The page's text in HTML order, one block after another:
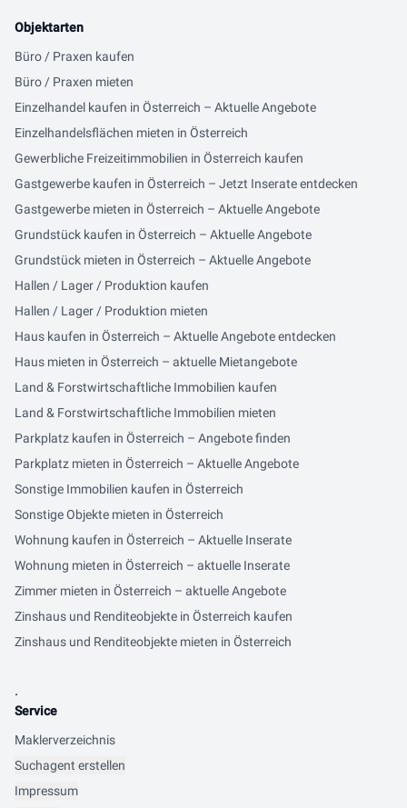
Objektarten
Büro / Praxen kaufen
Büro / Praxen mieten
Einzelhandel kaufen in Österreich – Aktuelle Angebote
Einzelhandelsflächen mieten in Österreich
Gewerbliche Freizeitimmobilien in Österreich kaufen
Gastgewerbe kaufen in Österreich – Jetzt Inserate entdecken
Gastgewerbe mieten in Österreich – Aktuelle Angebote
Grundstück kaufen in Österreich – Aktuelle Angebote
Grundstück mieten in Österreich – Aktuelle Angebote
Hallen / Lager / Produktion kaufen
Hallen / Lager / Produktion mieten
Haus kaufen in Österreich – Aktuelle Angebote entdecken
Haus mieten in Österreich – aktuelle Mietangebote
Land & Forstwirtschaftliche Immobilien kaufen
Land & Forstwirtschaftliche Immobilien mieten
Parkplatz kaufen in Österreich – Angebote finden
Parkplatz mieten in Österreich – Aktuelle Angebote
Sonstige Immobilien kaufen in Österreich
Sonstige Objekte mieten in Österreich
Wohnung kaufen in Österreich – Aktuelle Inserate
Wohnung mieten in Österreich – aktuelle Inserate
Zimmer mieten in Österreich – aktuelle Angebote
Zinshaus und Renditeobjekte in Österreich kaufen
Zinshaus und Renditeobjekte mieten in Österreich
.
Service
Maklerverzeichnis
Suchagent erstellen
Impressum